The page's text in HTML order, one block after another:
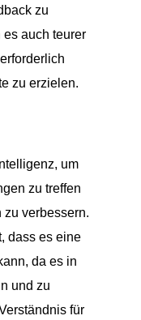
zu
auch teurer
zu erzielen.
um
zu treffen
zu verbessern.
dass es eine
da es in
und zu
für